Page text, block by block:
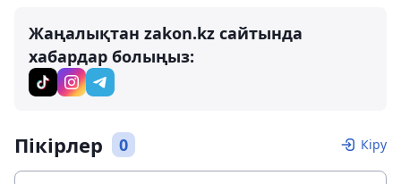
Жаңалықтан zakon.kz сайтында
хабардар болыңыз:
Пікірлер 0 Кіру